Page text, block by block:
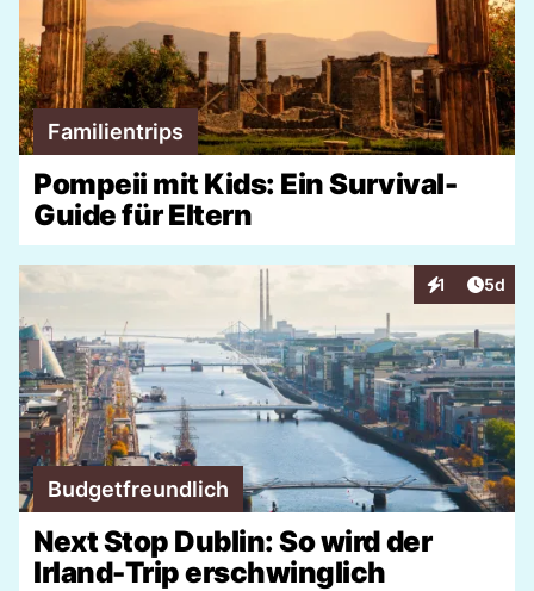
Familientrips
Pompeii mit Kids: Ein Survival-
Guide für Eltern
1
Interaktionen
5d
Budgetfreundlich
Next Stop Dublin: So wird der
Irland-Trip erschwinglich